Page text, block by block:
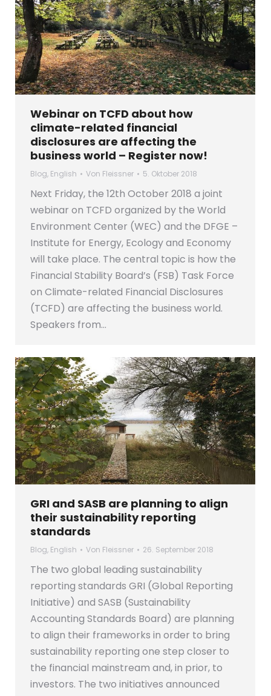
Webinar on TCFD about how
climate-related financial
disclosures are affecting the
business world – Register now!
Blog, English Von Fleissner 5. Oktober 2018
Next Friday, the 12th October 2018 a joint
webinar on TCFD organized by the World
Environment Center (WEC) and the DFGE –
Institute for Energy, Ecology and Economy
will take place. The central topic is how the
Financial Stability Board’s (FSB) Task Force
on Climate-related Financial Disclosures
(TCFD) are affecting the business world.
Speakers from…
GRI and SASB are planning to align
their sustainability reporting
standards
Blog, English Von Fleissner 26. September 2018
The two global leading sustainability
reporting standards GRI (Global Reporting
Initiative) and SASB (Sustainability
Accounting Standards Board) are planning
to align their frameworks in order to bring
sustainability reporting one step closer to
the financial mainstream and, in prior, to
investors. The two initiatives announced